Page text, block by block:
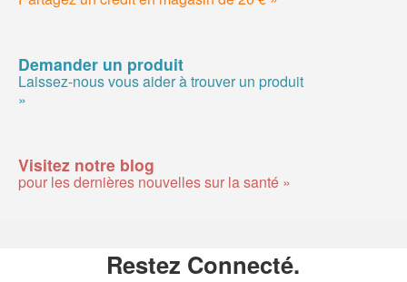
Demander un produit
Laissez-nous vous aider à trouver un produit
»
Visitez notre blog
pour les dernières nouvelles sur la santé »
Restez Connecté.